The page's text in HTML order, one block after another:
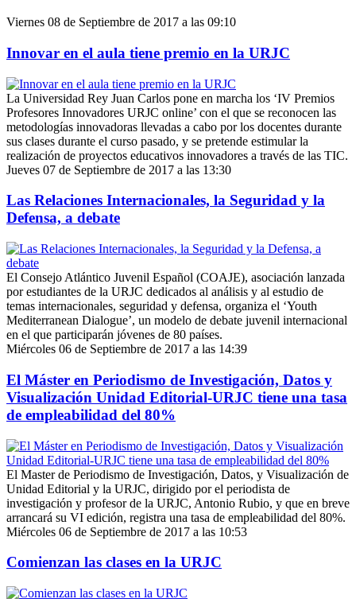
Viernes 08 de Septiembre de 2017 a las 09:10
Innovar en el aula tiene premio en la URJC
La Universidad Rey Juan Carlos pone en marcha los ‘IV Premios
Profesores Innovadores URJC online’ con el que se reconocen las
metodologías innovadoras llevadas a cabo por los docentes durante
sus clases durante el curso pasado, y se pretende estimular la
realización de proyectos educativos innovadores a través de las TIC.
Jueves 07 de Septiembre de 2017 a las 13:30
Las Relaciones Internacionales, la Seguridad y la
Defensa, a debate
El Consejo Atlántico Juvenil Español (COAJE), asociación lanzada
por estudiantes de la URJC dedicados al análisis y al estudio de
temas internacionales, seguridad y defensa, organiza el ‘Youth
Mediterranean Dialogue’, un modelo de debate juvenil internacional
en el que participarán jóvenes de 80 países.
Miércoles 06 de Septiembre de 2017 a las 14:39
El Máster en Periodismo de Investigación, Datos y
Visualización Unidad Editorial-URJC tiene una tasa
de empleabilidad del 80%
El Master de Periodismo de Investigación, Datos, y Visualización de
Unidad Editorial y la URJC, dirigido por el periodista de
investigación y profesor de la URJC, Antonio Rubio, y que en breve
arrancará su VI edición, registra una tasa de empleabilidad del 80%.
Miércoles 06 de Septiembre de 2017 a las 10:53
Comienzan las clases en la URJC